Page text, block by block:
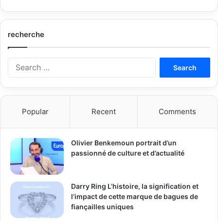
recherche
Popular Recent Comments
Olivier Benkemoun portrait d’un
passionné de culture et d’actualité
Darry Ring L’histoire, la signification et
l’impact de cette marque de bagues de
fiançailles uniques